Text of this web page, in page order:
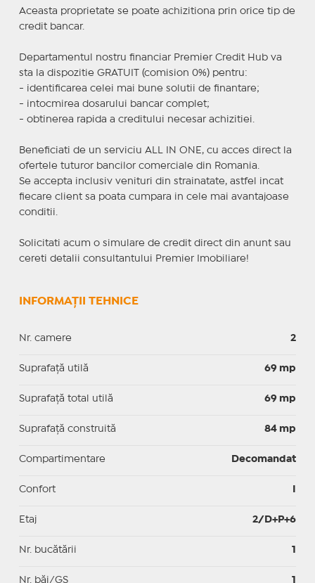
Aceasta proprietate se poate achizitiona prin orice tip de
credit bancar.
Departamentul nostru financiar Premier Credit Hub va
sta la dispozitie GRATUIT (comision 0%) pentru:
- identificarea celei mai bune solutii de finantare;
- intocmirea dosarului bancar complet;
- obtinerea rapida a creditului necesar achizitiei.
Beneficiati de un serviciu ALL IN ONE, cu acces direct la
ofertele tuturor bancilor comerciale din Romania.
Se accepta inclusiv venituri din strainatate, astfel incat
fiecare client sa poata cumpara in cele mai avantajoase
conditii.
Solicitati acum o simulare de credit direct din anunt sau
cereti detalii consultantului Premier Imobiliare!
INFORMAȚII TEHNICE
Nr. camere 2
Suprafaţă utilă 69 mp
Suprafaţă total utilă 69 mp
Suprafaţă construită 84 mp
Compartimentare Decomandat
Confort
Etaj 2/D+P+6
Nr. bucătării 1
Nr. băi/GS 1